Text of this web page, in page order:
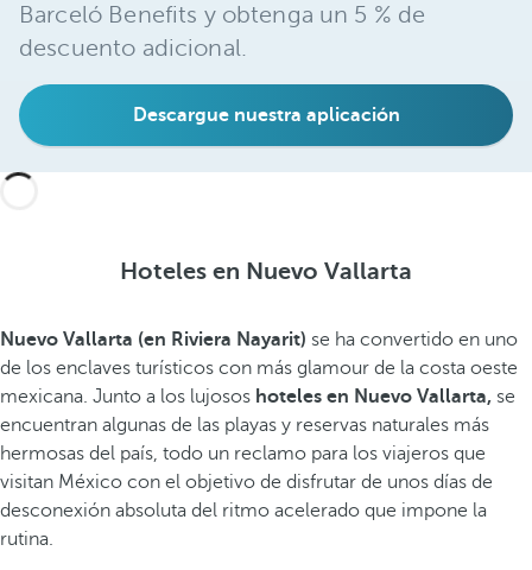
Barceló Benefits y obtenga un 5 % de
descuento adicional.
Descargue nuestra aplicación
Hoteles en Nuevo Vallarta
Nuevo Vallarta (en Riviera Nayarit) se ha convertido en uno
de los enclaves turísticos con más glamour de la costa oeste
mexicana. Junto a los lujosos hoteles en Nuevo Vallarta, se
encuentran algunas de las playas y reservas naturales más
hermosas del país, todo un reclamo para los viajeros que
visitan México con el objetivo de disfrutar de unos días de
desconexión absoluta del ritmo acelerado que impone la
rutina.